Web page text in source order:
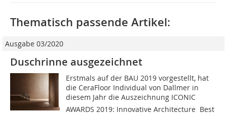
Thematisch passende Artikel:
Ausgabe 03/2020
Duschrinne ausgezeichnet
Erstmals auf der BAU 2019 vorgestellt, hat
die CeraFloor Individual von Dallmer in
diesem Jahr die Auszeichnung ICONIC
AWARDS 2019: Innovative Architecture  Best